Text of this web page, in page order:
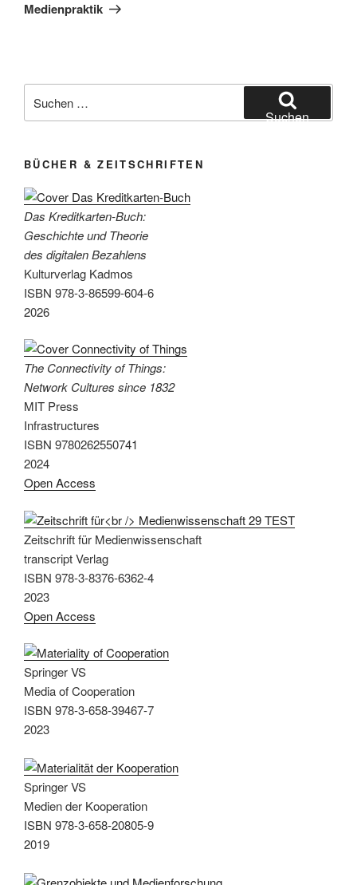
Medienpraktik
nach:
Suchen
BÜCHER & ZEITSCHRIFTEN
Das Kreditkarten-Buch:
Geschichte und Theorie
des digitalen Bezahlens
Kulturverlag Kadmos
ISBN 978-3-86599-604-6
2026
The Connectivity of Things:
Network Cultures since 1832
MIT Press
Infrastructures
ISBN 9780262550741
2024
Open Access
Zeitschrift für Medienwissenschaft
transcript Verlag
ISBN 978-3-8376-6362-4
2023
Open Access
Springer VS
Media of Cooperation
ISBN 978-3-658-39467-7
2023
Springer VS
Medien der Kooperation
ISBN 978-3-658-20805-9
2019